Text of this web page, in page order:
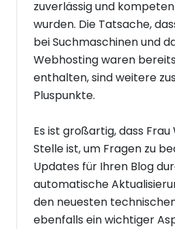
zuverlässig und
wurden. Die Tatsache,
bei Suchmaschinen und
Webhosting waren
enthalten, sind weitere
Pluspunkte.
Es ist großartig, dass
Stelle ist, um Fragen zu
Updates für Ihren Blog
automatische
den neuesten
ebenfalls ein wichtiger